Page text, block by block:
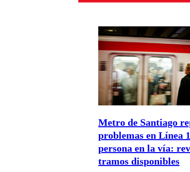
Metro de Santiago
problemas en Línea
persona en la vía:
tramos disponibles